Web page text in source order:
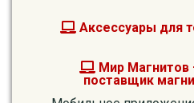
Аксессуары для
Мир Магнитов
поставщик